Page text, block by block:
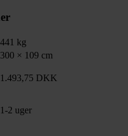
441 kg
300 × 109 cm
1.493,75 DKK
1-2 uger